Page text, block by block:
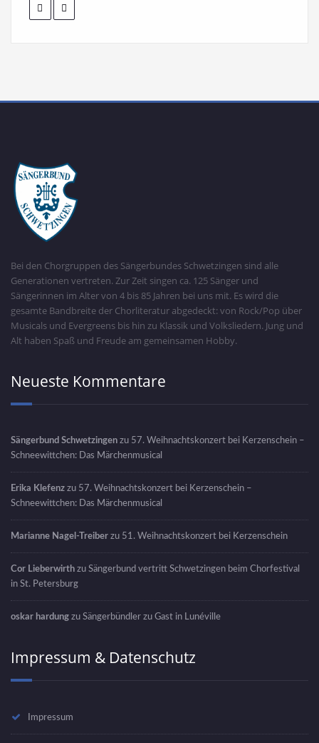
Bei den Chorgruppen des Sängerbundes Schwetzingen sind alle
Generationen vertreten. Zur Zeit singen ca. 125 Sänger und
Sängerinnen im Alter von 4 bis 85 Jahren bei uns mit. Es wird die
gesamte Bandbreite der Chorliteratur abgedeckt: von Rock/Pop über
Musicals und Evergreens bis hin zu Klassik und Volksliedern. Jung und
Alt haben Spaß und Freude am gemeinsamen Hobby.
Neueste Kommentare
Sängerbund Schwetzingen zu 57. Weihnachtskonzert bei Kerzenschein –
Schneewittchen: Das Märchenmusical
Erika Klefenz zu 57. Weihnachtskonzert bei Kerzenschein –
Schneewittchen: Das Märchenmusical
Marianne Nagel-Treiber zu 51. Weihnachtskonzert bei Kerzenschein
Cor Lieberwirth zu Sängerbund vertritt Schwetzingen beim Chorfestival
in St. Petersburg
oskar hardung zu Sängerbündler zu Gast in Lunéville
Impressum & Datenschutz
Impressum